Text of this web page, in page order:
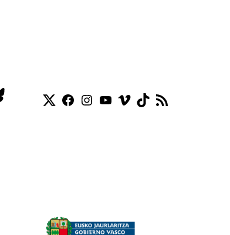
Twitter
Facebook
Instagram
YouTube
Vimeo
TikTok
Feed RSS